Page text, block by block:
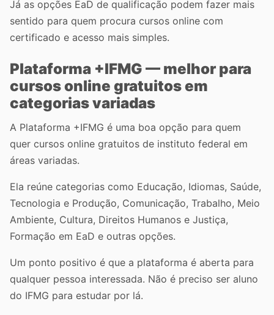
Já as opções EaD de qualificação podem fazer mais
sentido para quem procura cursos online com
certificado e acesso mais simples.
Plataforma +IFMG — melhor para
cursos online gratuitos em
categorias variadas
A Plataforma +IFMG é uma boa opção para quem
quer cursos online gratuitos de instituto federal em
áreas variadas.
Ela reúne categorias como Educação, Idiomas, Saúde,
Tecnologia e Produção, Comunicação, Trabalho, Meio
Ambiente, Cultura, Direitos Humanos e Justiça,
Formação em EaD e outras opções.
Um ponto positivo é que a plataforma é aberta para
qualquer pessoa interessada. Não é preciso ser aluno
do IFMG para estudar por lá.